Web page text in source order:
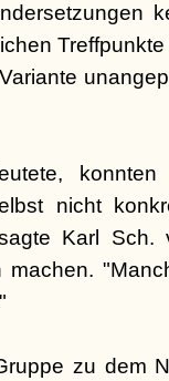
konnten
nicht
Karl
machen.
zu dem